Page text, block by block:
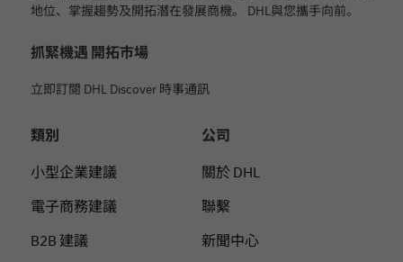
地位、掌握趨勢及開拓潛在發展商機。 DHL與您攜手向前。
抓緊機遇 開拓市場
立即訂閱 DHL Discover 時事通訊
類別
小型企業建議
電子商務建議
B2B 建議
公司
關於 DHL
聯繫
新聞中心